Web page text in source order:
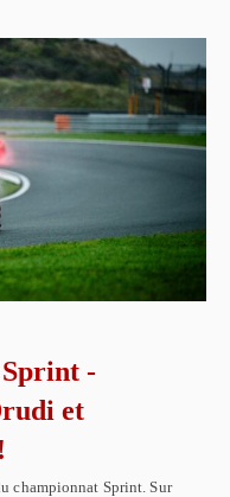
-
et
championnat Sprint. Sur